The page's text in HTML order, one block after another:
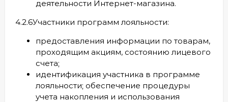
деятельности Интернет-магазина.
4.2.6Участники программ лояльности:
предоставления информации по товарам,
проходящим акциям, состоянию лицевого
счета;
идентификация участника в программе
лояльности; обеспечение процедуры
учета накопления и использования